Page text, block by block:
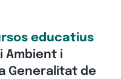
educatius
Ambient i
Generalitat de